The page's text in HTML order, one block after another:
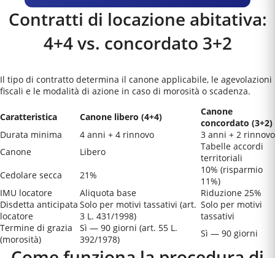
Contratti di locazione abitativa:
4+4 vs. concordato 3+2
Il tipo di contratto determina il canone applicabile, le agevolazioni
fiscali e le modalità di azione in caso di morosità o scadenza.
Caratteristica Canone libero (4+4)
Canone
concordato (3+2)
Durata minima
4 anni + 4 rinnovo
3 anni + 2 rinnovo
Canone
Libero
Tabelle accordi
territoriali
Cedolare secca
21%
10% (risparmio
11%)
IMU locatore
Aliquota base
Riduzione 25%
Disdetta anticipata
locatore
Solo per motivi tassativi (art.
3 L. 431/1998)
Solo per motivi
tassativi
Termine di grazia
(morosità)
Sì — 90 giorni (art. 55 L.
392/1978)
Sì — 90 giorni